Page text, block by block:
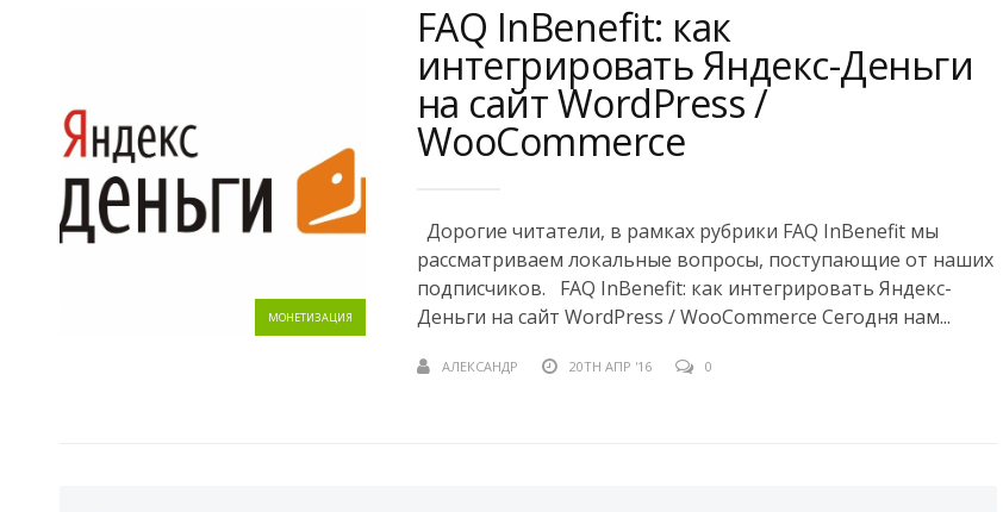
МОНЕТИЗАЦИЯ
FAQ InBenefit: как
интегрировать Яндекс-Деньги
на сайт WordPress /
WooCommerce
Дорогие читатели, в рамках рубрики FAQ InBenefit мы
рассматриваем локальные вопросы, поступающие от наших
подписчиков. FAQ InBenefit: как интегрировать Яндекс-
Деньги на сайт WordPress / WooCommerce Сегодня нам...
АЛЕКСАНДР 20TH АПР '16 0